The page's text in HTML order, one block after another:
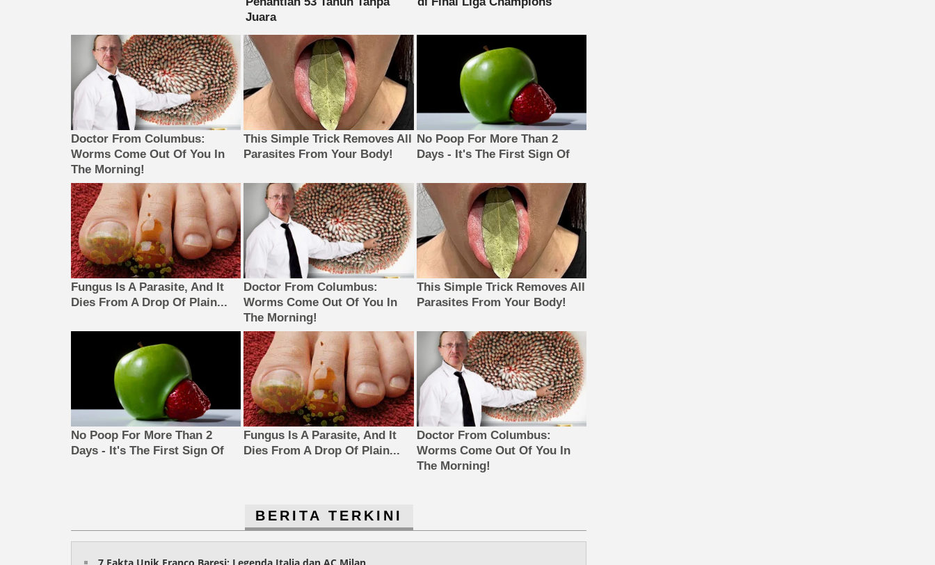
Doctor From Columbus:
Worms Come Out Of You In
The Morning!
This Simple Trick Removes All
Parasites From Your Body!
No Poop For More Than 2
Days - It's The First Sign Of
Fungus Is A Parasite, And It
Dies From A Drop Of Plain...
Doctor From Columbus:
Worms Come Out Of You In
The Morning!
This Simple Trick Removes All
Parasites From Your Body!
No Poop For More Than 2
Days - It's The First Sign Of
Fungus Is A Parasite, And It
Dies From A Drop Of Plain...
Doctor From Columbus:
Worms Come Out Of You In
The Morning!
BERITA TERKINI